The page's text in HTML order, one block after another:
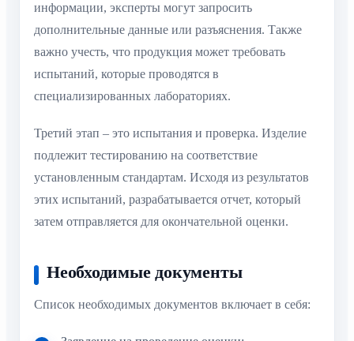
информации, эксперты могут запросить
дополнительные данные или разъяснения. Также
важно учесть, что продукция может требовать
испытаний, которые проводятся в
специализированных лабораториях.
Третий этап – это испытания и проверка. Изделие
подлежит тестированию на соответствие
установленным стандартам. Исходя из результатов
этих испытаний, разрабатывается отчет, который
затем отправляется для окончательной оценки.
Необходимые документы
Список необходимых документов включает в себя: